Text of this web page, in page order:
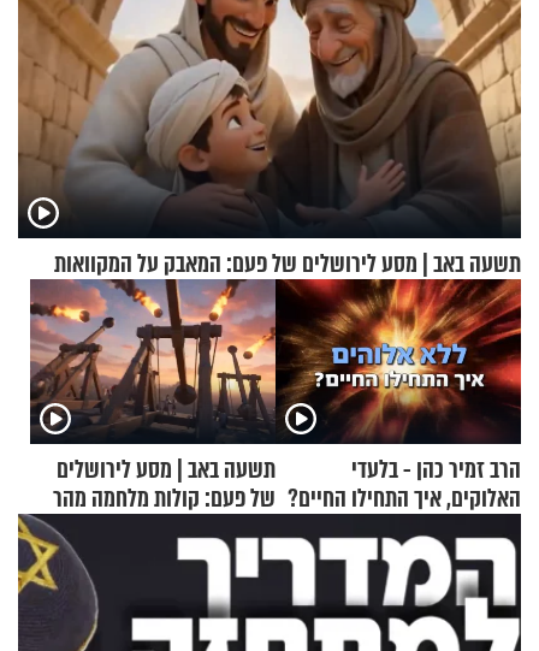
תשעה באב | מסע לירושלים של פעם: המאבק על המקוואות
הרב זמיר כהן - בלעדי
האלוקים, איך התחילו החיים?
תשעה באב | מסע לירושלים
של פעם: קולות מלחמה מהר
הזיתים